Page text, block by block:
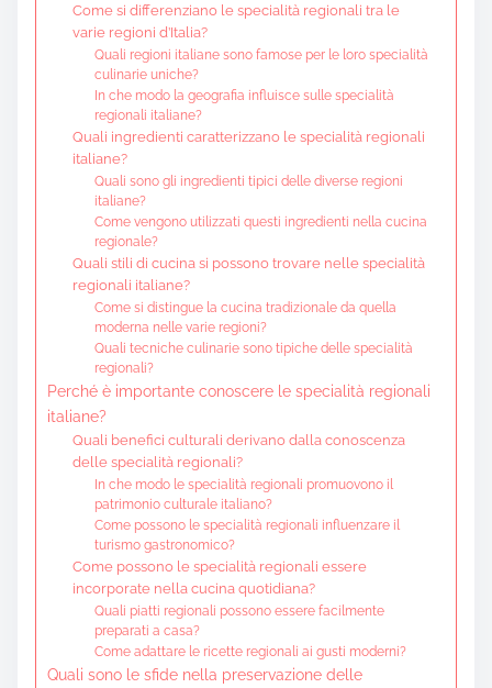
Come si differenziano le specialità regionali tra le
varie regioni d’Italia?
Quali regioni italiane sono famose per le loro specialità
culinarie uniche?
In che modo la geografia influisce sulle specialità
regionali italiane?
Quali ingredienti caratterizzano le specialità regionali
italiane?
Quali sono gli ingredienti tipici delle diverse regioni
italiane?
Come vengono utilizzati questi ingredienti nella cucina
regionale?
Quali stili di cucina si possono trovare nelle specialità
regionali italiane?
Come si distingue la cucina tradizionale da quella
moderna nelle varie regioni?
Quali tecniche culinarie sono tipiche delle specialità
regionali?
Perché è importante conoscere le specialità regionali
italiane?
Quali benefici culturali derivano dalla conoscenza
delle specialità regionali?
In che modo le specialità regionali promuovono il
patrimonio culturale italiano?
Come possono le specialità regionali influenzare il
turismo gastronomico?
Come possono le specialità regionali essere
incorporate nella cucina quotidiana?
Quali piatti regionali possono essere facilmente
preparati a casa?
Come adattare le ricette regionali ai gusti moderni?
Quali sono le sfide nella preservazione delle